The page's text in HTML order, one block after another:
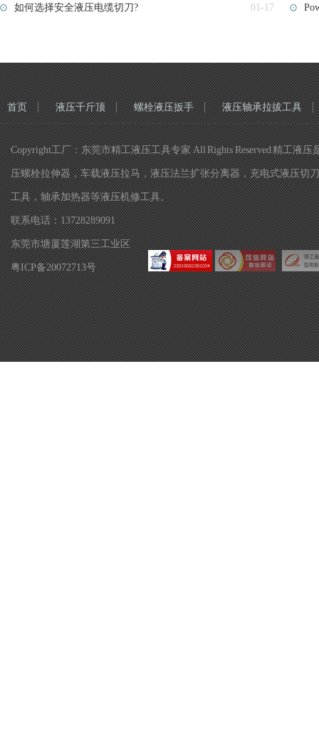
如何选择安全液压电缆切刀? 01-17
首页 液压千斤顶 螺栓液压扳手 液压轴承拉拔工具
Copyright工厂：东莞市精工液压工具专家 All Rights Reserved 精工
压螺栓拉伸器，车载液压拉马，液压法兰扩张分离器，充电式液压切
工具，轴承加热器等液压机修工具。
联系电话：13728289091
东莞市塘厦莲湖第三工业区
粤ICP备20072713号